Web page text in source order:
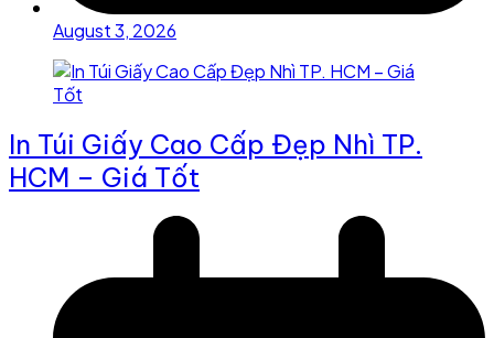
August 3, 2026
In Túi Giấy Cao Cấp Đẹp Nhì TP.
HCM – Giá Tốt